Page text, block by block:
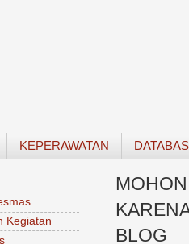
KEPERAWATAN
BLOG
Kegiatan